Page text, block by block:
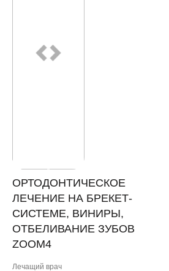
ОРТОДОНТИЧЕСКОЕ
ЛЕЧЕНИЕ НА БРЕКЕТ-
СИСТЕМЕ, ВИНИРЫ,
ОТБЕЛИВАНИЕ ЗУБОВ
ZOOM4
Лечащий врач